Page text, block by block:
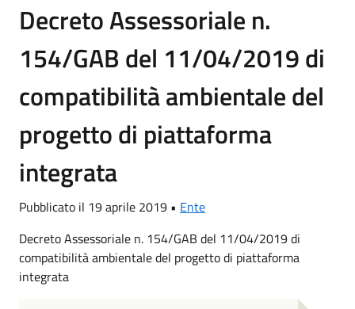
Decreto Assessoriale n.
154/GAB del 11/04/2019 di
compatibilità ambientale del
progetto di piattaforma
integrata
Pubblicato il 19 aprile 2019 • Ente
Decreto Assessoriale n. 154/GAB del 11/04/2019 di
compatibilità ambientale del progetto di piattaforma
integrata